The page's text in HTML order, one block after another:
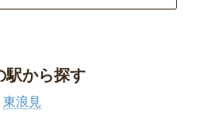
駅から探す
東浪見